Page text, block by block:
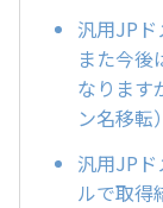
汎用JPド
また今後
なります
ン名移転）
汎用JP
ルで取得